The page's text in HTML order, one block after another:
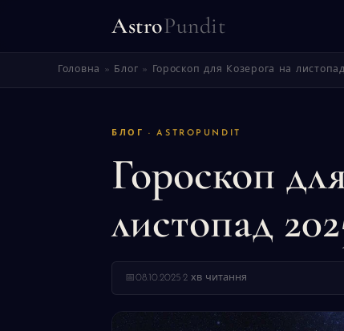
AstroPundit
Головна » Блог » Гороскоп для Козерога на
БЛОГ · ASTROPUNDIT
Гороскоп
листопад
📅08.10.2025 ·2 хв читання